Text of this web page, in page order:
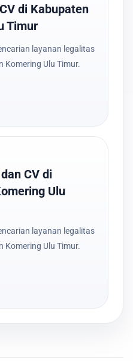
di Kabupaten
Timur
layanan legalitas
Komering Ulu Timur.
CV di
Ulu
layanan legalitas
Komering Ulu Timur.